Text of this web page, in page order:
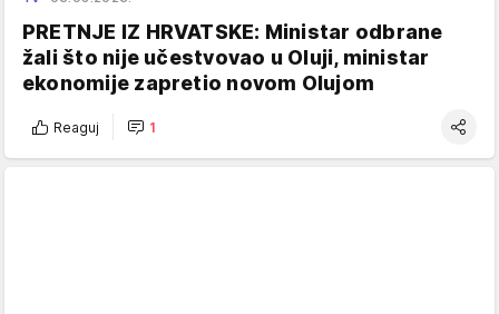
PRETNJE IZ HRVATSKE: Ministar odbrane
žali što nije učestvovao u Oluji, ministar
ekonomije zapretio novom Olujom
Reaguj 1